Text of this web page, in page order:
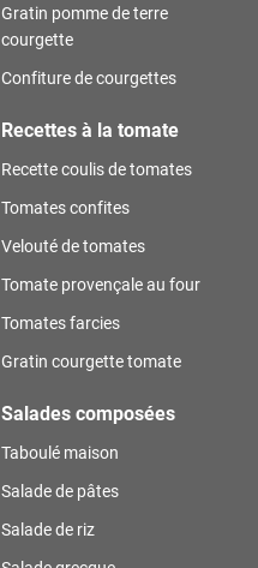
Gratin pomme de terre
courgette
Confiture de courgettes
Recettes à la tomate
Recette coulis de tomates
Tomates confites
Velouté de tomates
Tomate provençale au four
Tomates farcies
Gratin courgette tomate
Salades composées
Taboulé maison
Salade de pâtes
Salade de riz